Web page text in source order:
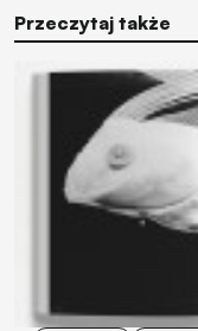
Przeczytaj także